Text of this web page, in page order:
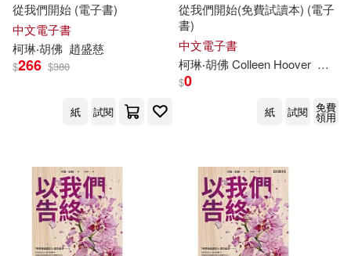
從我們開始 (電子書)
中文電子書
柯琳‧胡佛 趙盛慈
$266 $380
紙 試閱
從我們開始(免費試讀本) (電子
書)
中文電子書
柯琳‧胡佛 Colleen Hoover 趙盛
$0
紙 試閱 免費
領用